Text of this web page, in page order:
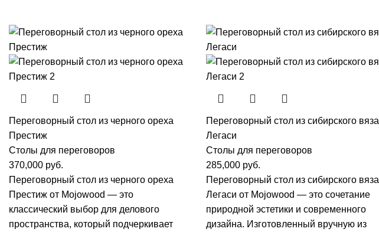
Переговорный стол из черного ореха
Престиж
Столы для переговоров
370,000 руб.
Переговорный стол из черного ореха
Престиж от Mojowood — это
классический выбор для делового
пространства, который подчеркивает
Переговорный стол из сибирского вяза
Легаси
Столы для переговоров
285,000 руб.
Переговорный стол из сибирского вяза
Легаси от Mojowood — это сочетание
природной эстетики и современного
дизайна. Изготовленный вручную из